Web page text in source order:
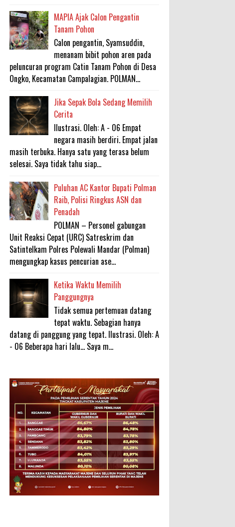
MAPIA Ajak Calon Pengantin
Tanam Pohon
Calon pengantin, Syamsuddin,
menanam bibit pohon aren pada
peluncuran program Catin Tanam Pohon di Desa
Ongko, Kecamatan Campalagian. POLMAN...
Jika Sepak Bola Sedang Memilih
Cerita
Ilustrasi. Oleh: A - 06 Empat
negara masih berdiri. Empat jalan
masih terbuka. Hanya satu yang terasa belum
selesai. Saya tidak tahu siap...
Puluhan AC Kantor Bupati Polman
Raib, Polisi Ringkus ASN dan
Penadah
POLMAN – Personel gabungan
Unit Reaksi Cepat (URC) Satreskrim dan
Satintelkam Polres Polewali Mandar (Polman)
mengungkap kasus pencurian ase...
Ketika Waktu Memilih
Panggungnya
Tidak semua pertemuan datang
tepat waktu. Sebagian hanya
datang di panggung yang tepat. Ilustrasi. Oleh: A
- 06 Beberapa hari lalu... Saya m...